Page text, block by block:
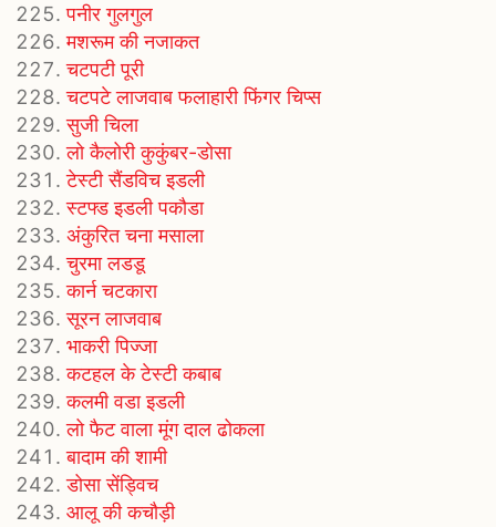
पनीर गुलगुल
मशरूम की नजाकत
चटपटी पूरी
चटपटे लाजवाब फलाहारी फिंगर चिप्स
सुजी चिला
लो कैलोरी कुकुंबर-डोसा
टेस्टी सैंडविच इडली
स्टफ्ड इडली पकौडा
अंकुरित चना मसाला
चुरमा लडडू
कार्न चटकारा
सूरन लाजवाब
भाकरी पिज्जा
कटहल के टेस्टी कबाब
कलमी वडा इडली
लो फैट वाला मूंग दाल ढोकला
बादाम की शामी
डोसा सेंड्विच
आलू की कचौड़ी